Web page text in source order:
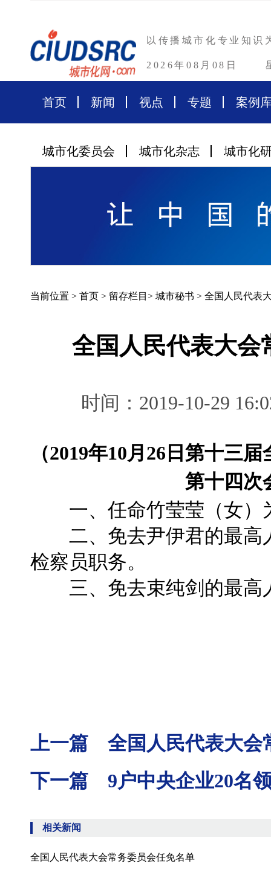
以传播城市化专业知识
2026年08月08日
首页 新闻 视点 专题 案例
城市化委员会 城市化杂志 城市化
当前位置 > 首页 > 留存栏目 > 城市秘书 > 全国人民代表
全国人民代表大会
时间：2019-10-29
（2019年10月26日第十三
第十四次
一、任命竹莹莹（女）
二、免去尹伊君的最高
检察员职务。
三、免去束纯剑的最高
上一篇 全国人民代表大会
下一篇 9户中央企业20名
相关新闻
全国人民代表大会常务委员会任免名单